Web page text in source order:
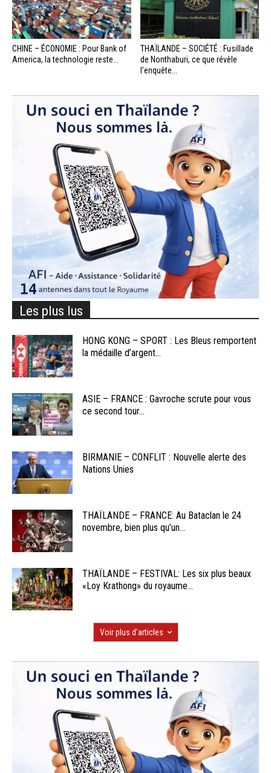
CHINE – ÉCONOMIE : Pour Bank of
America, la technologie reste...
THAÏLANDE – SOCIÉTÉ : Fusillade
de Nonthaburi, ce que révèle
l’enquête...
Les plus lus
HONG KONG – SPORT : Les Bleus remportent
la médaille d’argent...
ASIE – FRANCE : Gavroche scrute pour vous
ce second tour...
BIRMANIE – CONFLIT : Nouvelle alerte des
Nations Unies
THAÏLANDE – FRANCE: Au Bataclan le 24
novembre, bien plus qu’un...
THAÏLANDE – FESTIVAL: Les six plus beaux
«Loy Krathong» du royaume...
Voir plus d'articles